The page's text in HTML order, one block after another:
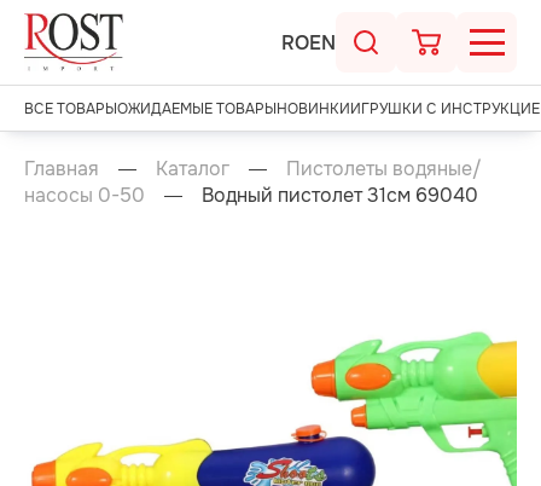
ROEN
ВСЕ ТОВАРЫОЖИДАЕМЫЕ ТОВАРЫНОВИНКИИГРУШКИ С
Главная Каталог
Пистолеты водяные/
насосы 0-50
Водный пистолет 31см 69040